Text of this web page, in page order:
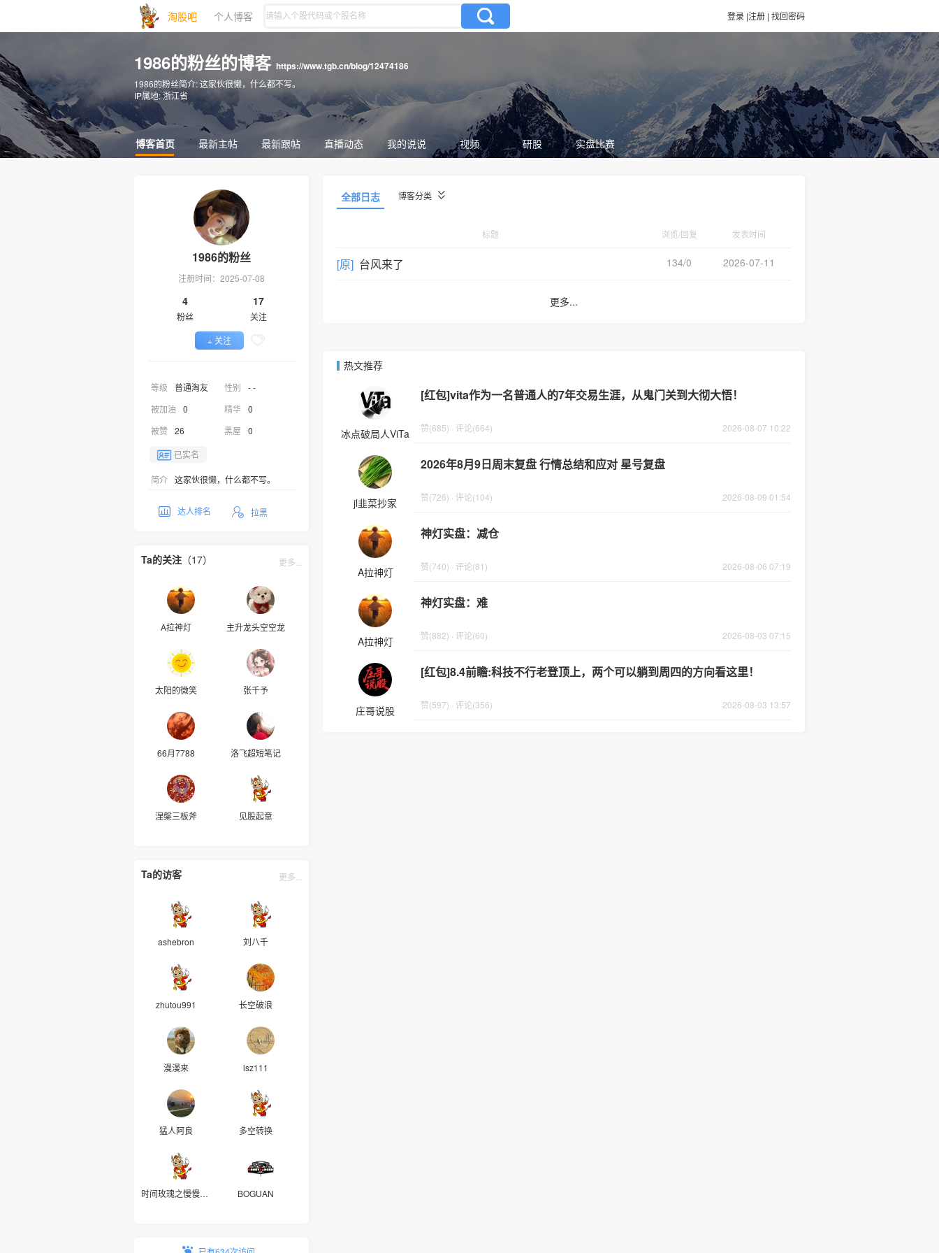
淘股吧 个人博客 登录 |注册 | 找回密码
1986的粉丝的博客 https://www.tgb.cn/blog/12474186
1986的粉丝简介:这家伙很懒，什么都不写。
IP属地:浙江省
博客首页 最新主帖 最新跟帖 直播动态 我的说说 视频 研股 实盘比赛
1986的粉丝
注册时间：2025-07-08
4
粉丝
17
关注
+ 关注
等级 普通淘友 性别
- -
被加油
0 精华 0
被赞 26 黑屋
0
已实名
简介 这家伙很懒，什么都不写。
达人排名 拉黑
Ta的关注 （17） 更多...
A拉神灯 主升龙头空空龙
太阳的微笑 张千予
66月7788 洛飞超短笔记
涅槃三板斧 见股起意
Ta的访客 更多...
ashebron 刘八千
zhutou991 长空破浪
漫漫来 lsz111
猛人阿良 多空转换
时间玫瑰之慢慢复利 BOGUAN
全部日志 博客分类
标题 浏览/回复 发表时间
[原] 台风来了 134/0 2026-07-11
更多...
热文推荐
冰点破局人ViTa
[红包]vita作为一名普通人的7年交易生涯，从鬼门关到大彻大悟！
赞(685) · 评论(664) 2026-08-07 10:22
jl韭菜抄家
2026年8月9日周末复盘 行情总结和应对 星号复盘
赞(726) · 评论(104) 2026-08-09 01:54
A拉神灯
神灯实盘：减仓
赞(740) · 评论(81) 2026-08-06 07:19
A拉神灯
神灯实盘：难
赞(882) · 评论(60) 2026-08-03 07:15
庄哥说股
[红包]8.4前瞻:科技不行老登顶上，两个可以躺到周四的方向看这里！
赞(597) · 评论(356) 2026-08-03 13:57